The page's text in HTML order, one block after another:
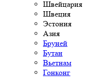
Швейцария
Швеция
Эстония
Азия
Бруней
Бутан
Вьетнам
Гонконг